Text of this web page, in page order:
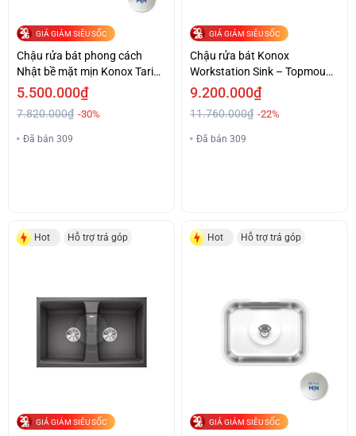
GIÁ GIẢM SIÊU SỐC
Chậu rửa bát phong cách
Nhật bề mặt mịn Konox Tari
870SM
5.500.000₫
7.820.000₫ -30%
Đã bán 309
GIÁ GIẢM SIÊU SỐC
Chậu rửa bát Konox
Workstation Sink – Topmount
Sink KN11650TD – Bàn trái
9.200.000₫
11.760.000₫ -22%
Đã bán 309
Hot Hỗ trợ trả góp
GIÁ GIẢM SIÊU SỐC
Hot Hỗ trợ trả góp
GIÁ GIẢM SIÊU SỐC